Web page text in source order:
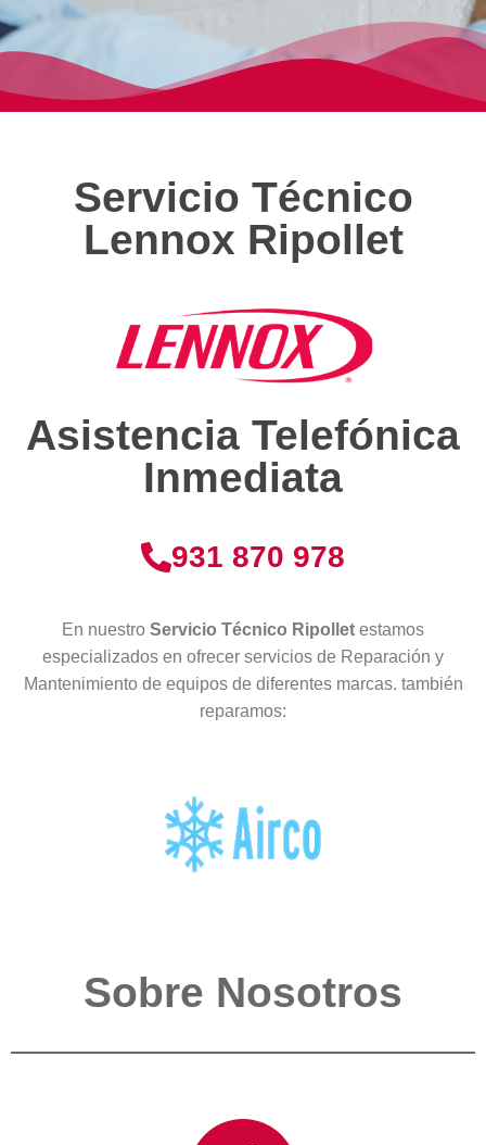
Servicio Técnico
Lennox Ripollet
Asistencia Telefónica
Inmediata
931 870 978
En nuestro Servicio Técnico Ripollet estamos
especializados en ofrecer servicios de Reparación y
Mantenimiento de equipos de diferentes marcas. también
reparamos:
Sobre Nosotros